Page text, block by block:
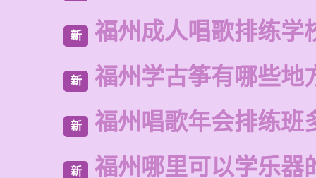
新 福州成人唱歌排练学
新 福州学古筝有哪些地
新 福州唱歌年会排练班
新 福州哪里可以学乐器